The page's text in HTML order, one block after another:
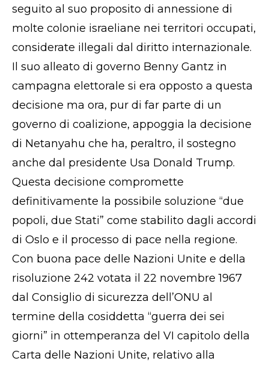
seguito al suo proposito di annessione di
molte colonie israeliane nei territori occupati,
considerate illegali dal diritto internazionale.
Il suo alleato di governo Benny Gantz in
campagna elettorale si era opposto a questa
decisione ma ora, pur di far parte di un
governo di coalizione, appoggia la decisione
di Netanyahu che ha, peraltro, il sostegno
anche dal presidente Usa Donald Trump.
Questa decisione compromette
definitivamente la possibile soluzione “due
popoli, due Stati” come stabilito dagli accordi
di Oslo e il processo di pace nella regione.
Con buona pace delle Nazioni Unite e della
risoluzione 242 votata il 22 novembre 1967
dal Consiglio di sicurezza dell’ONU al
termine della cosiddetta “guerra dei sei
giorni” in ottemperanza del VI capitolo della
Carta delle Nazioni Unite, relativo alla